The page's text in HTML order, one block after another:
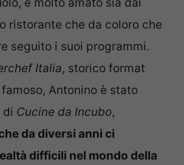
è molto amato sia dai
ristorante che da coloro che
seguito i suoi programmi.
Italia, storico format
famoso, Antonino è stato
di Cucine da Incubo,
da diversi anni ci
difficili nel mondo della